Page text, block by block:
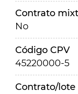
Contrato
No
Código CPV
45220000-5
Contrato/lote